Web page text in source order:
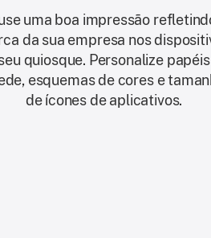
uma boa impressão
da sua empresa nos
quiosque. Personalize
esquemas de cores e
de ícones de aplicativos.